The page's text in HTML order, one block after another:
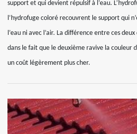
support et qui devient répulsif à l’eau.
l’hydrofuge coloré recouvrent le support qui
l’eau ni avec l’air. La différence entre ces
dans le fait que le deuxième ravive la couleur
un coût légèrement plus cher.